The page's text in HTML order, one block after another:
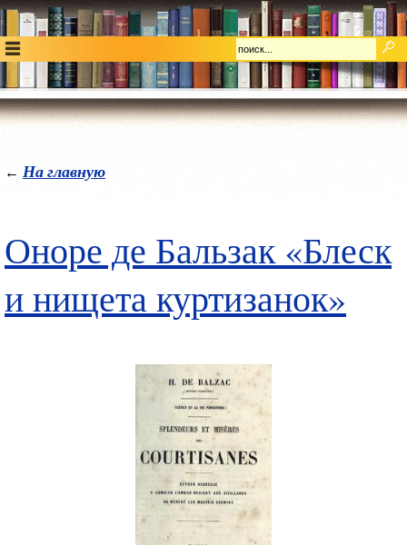
← На главную
Оноре де Бальзак «Блеск
и нищета куртизанок»